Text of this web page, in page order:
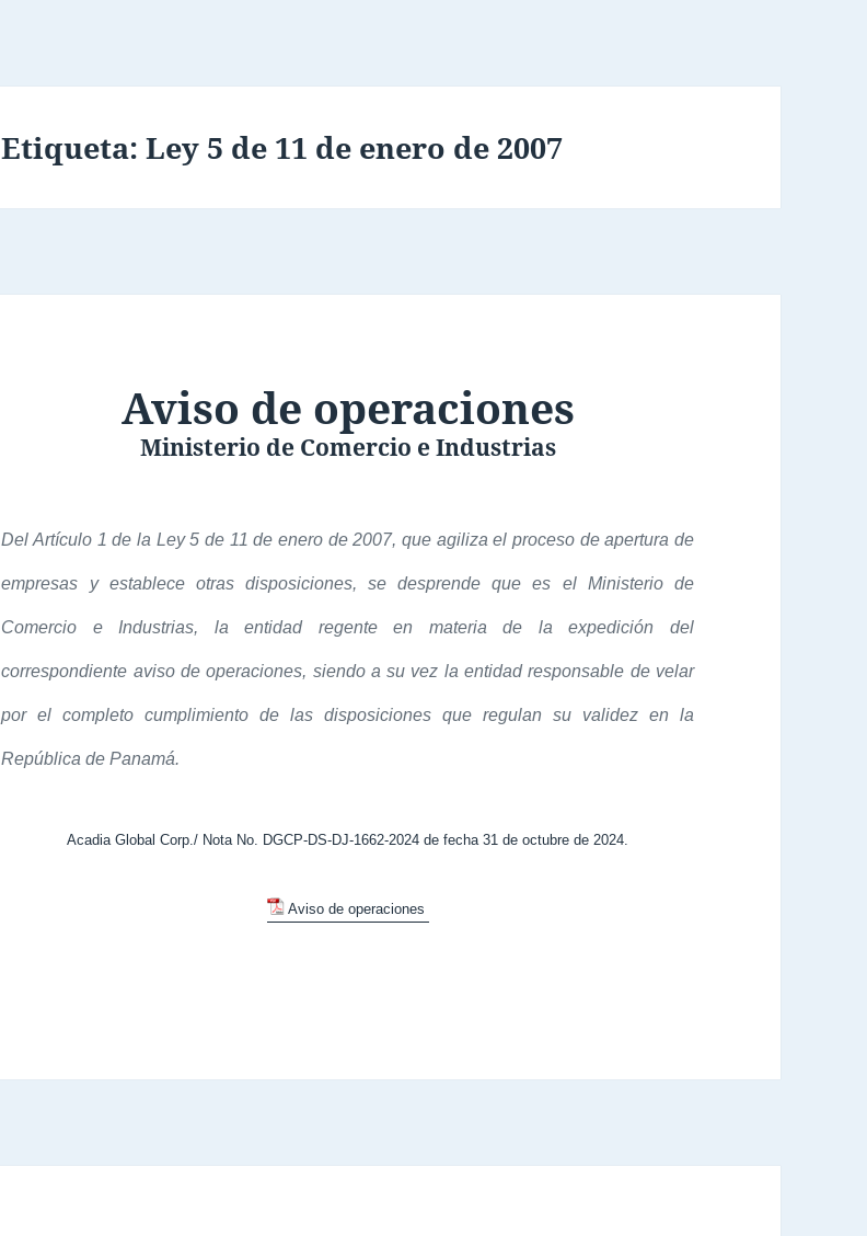
Etiqueta:Ley 5 de 11 de enero de 2007
Aviso de operaciones
Ministerio de Comercio e Industrias
Del Artículo 1 de la Ley 5 de 11 de enero de 2007, que agiliza el proceso de apertura de
empresas y establece otras disposiciones, se desprende que es el Ministerio de
Comercio e Industrias, la entidad regente en materia de la expedición del
correspondiente aviso de operaciones, siendo a su vez la entidad responsable de velar
por el completo cumplimiento de las disposiciones que regulan su validez en la
República de Panamá.
Acadia Global Corp./ Nota No. DGCP-DS-DJ-1662-2024 de fecha 31 de octubre de 2024.
Aviso de operaciones